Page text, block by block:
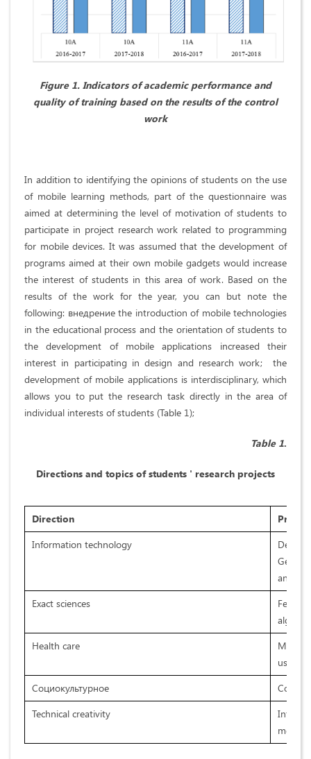
Figure1. Indicators of academic performance and
quality of training based on the results of the control
work
In addition to identifying the opinions of students on the use
of mobile learning methods, part of the questionnaire was
aimed at determining the level of motivation of students to
participate in project research work related to programming
for mobile devices. It was assumed that the development of
programs aimed at their own mobile gadgets would increase
the interest of students in this area of work. Based on the
results of the work for the year, you can but note the
following: внедрение the introduction of mobile technologies
in the educational process and the orientation of students to
the development of mobile applications increased their
interest in participating in design and research work; the
development of mobile applications is interdisciplinary, which
allows you to put the research task directly in the area of
individual interests of students (Table 1);
Table 1.
Directions and topics of students ' research projects
Direction
Information technology
and TV
Exact sciences
Health care
using
Социокультурное
Technical creativity